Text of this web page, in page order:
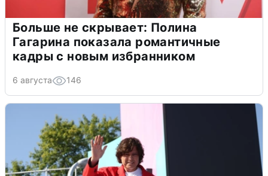
Больше не скрывает: Полина
Гагарина показала романтичные
кадры с новым избранником
6 августа 146